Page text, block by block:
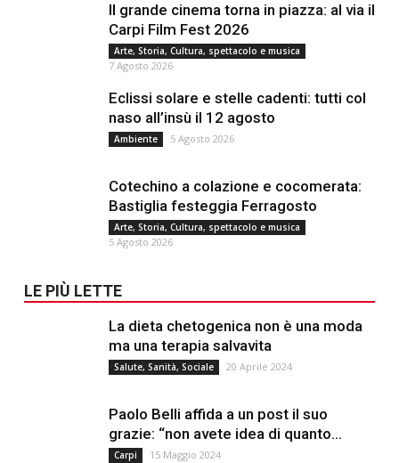
Il grande cinema torna in piazza: al via il
Carpi Film Fest 2026
Arte, Storia, Cultura, spettacolo e musica
7 Agosto 2026
Eclissi solare e stelle cadenti: tutti col
naso all’insù il 12 agosto
Ambiente 5 Agosto 2026
Cotechino a colazione e cocomerata:
Bastiglia festeggia Ferragosto
Arte, Storia, Cultura, spettacolo e musica
5 Agosto 2026
LE PIÙ LETTE
La dieta chetogenica non è una moda
ma una terapia salvavita
Salute, Sanità, Sociale 20 Aprile 2024
Paolo Belli affida a un post il suo
grazie: “non avete idea di quanto...
Carpi 15 Maggio 2024